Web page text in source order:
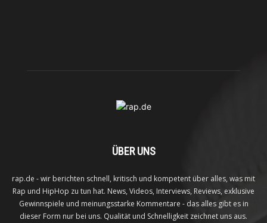
ÜBER UNS
rap.de - wir berichten schnell, kritisch und kompetent über alles, was mit
Rap und HipHop zu tun hat. News, Videos, Interviews, Reviews, exklusive
Gewinnspiele und meinungsstarke Kommentare - das alles gibt es in
dieser Form nur bei uns. Qualität und Schnelligkeit zeichnet uns aus.